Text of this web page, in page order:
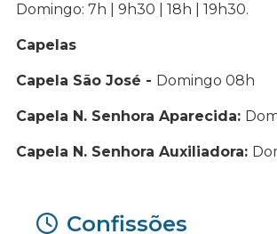
Domingo: 7h | 9h30 | 18h | 19h30.
Capelas
Capela São José - Domingo 08h
Capela N. Senhora Aparecida:
Capela N. Senhora Auxiliadora:
Confissões